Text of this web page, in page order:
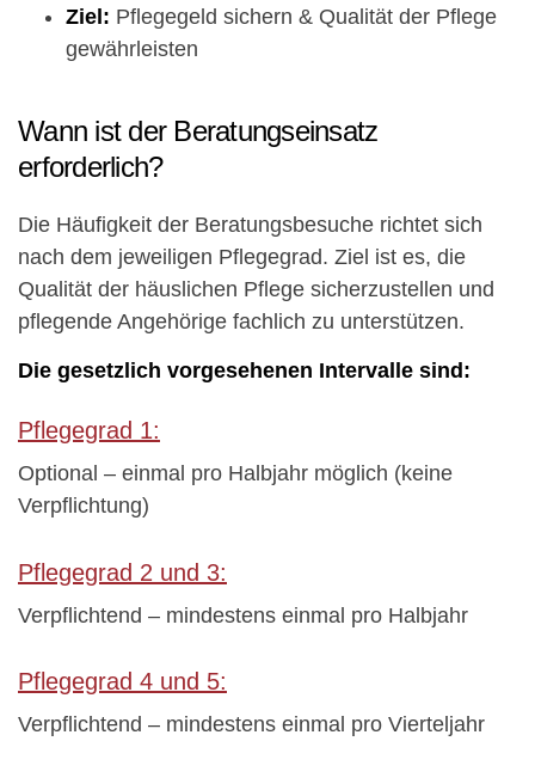
Ziel: Pflegegeld sichern & Qualität der Pflege
gewährleisten
Wann ist der Beratungseinsatz
erforderlich?
Die Häufigkeit der Beratungsbesuche richtet sich
nach dem jeweiligen Pflegegrad. Ziel ist es, die
Qualität der häuslichen Pflege sicherzustellen und
pflegende Angehörige fachlich zu unterstützen.
Die gesetzlich vorgesehenen Intervalle sind:
Pflegegrad 1:
Optional – einmal pro Halbjahr möglich (keine
Verpflichtung)
Pflegegrad 2 und 3:
Verpflichtend – mindestens einmal pro Halbjahr
Pflegegrad 4 und 5:
Verpflichtend – mindestens einmal pro Vierteljahr